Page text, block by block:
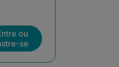
ou
se